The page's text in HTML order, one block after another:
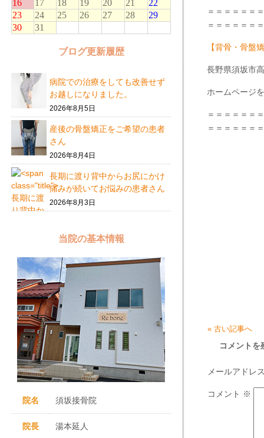
＝＝＝＝＝＝
＝＝＝＝＝＝
【背骨・骨盤
長野県須坂市
ホームページ
＝＝＝＝＝＝
＝＝＝＝＝＝
« 古い記事へ
コメントを
メールアドレ
コメント ※
ブログ更新履歴
病院での治療をしても改善せず
お越しになりました。
2026年8月5日
産後の骨盤矯正をご希望の患者
さん
2026年8月4日
長期に渡り背中からお尻にかけ
痛みが続いてお悩みの患者さん
2026年8月3日
当院の基本情報
院名 須坂接骨院
院長 湯本延人